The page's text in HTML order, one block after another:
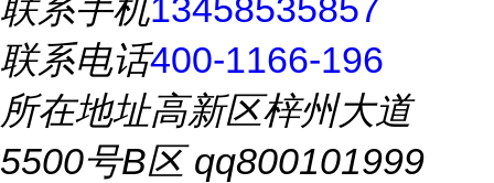
联系手机13458535857
联系电话400-1166-196
所在地址高新区梓州大道
5500号B区 qq800101999